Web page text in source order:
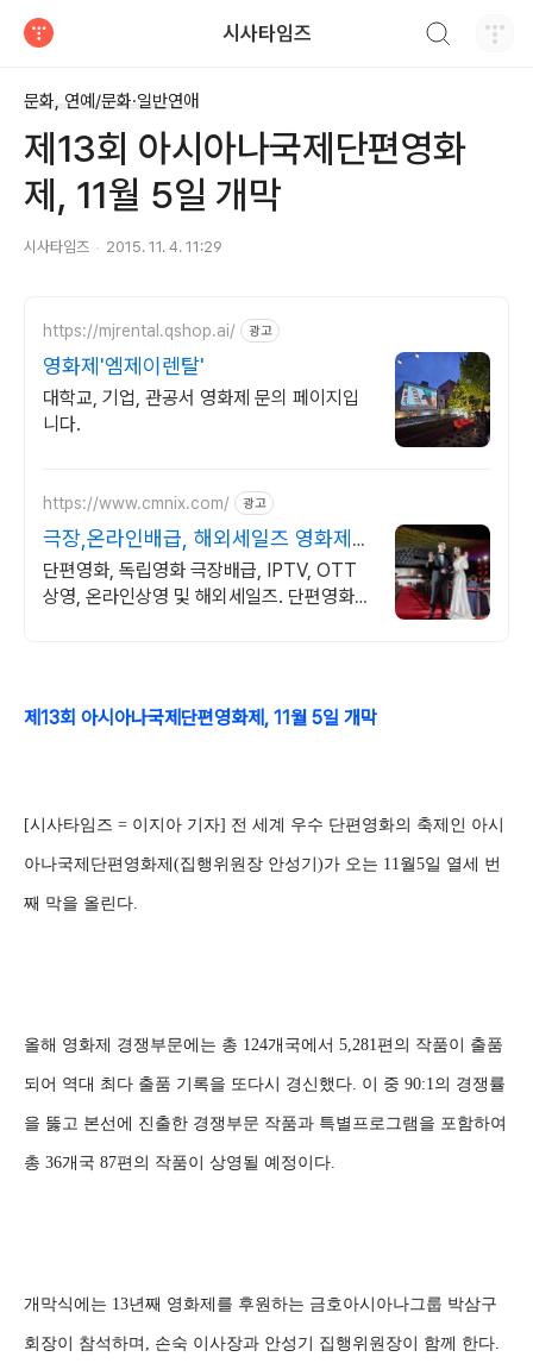
시사타임즈
문화, 연예/문화·일반연애
제13회 아시아나국제단편영화
제, 11월 5일 개막
시사타임즈 2015. 11. 4. 11:29
https://mjrental.qshop.ai/ 광고
영화제'엠제이렌탈'
대학교, 기업, 관공서 영화제 문의 페이지입
니다.
https://www.cmnix.com/ 광고
극장,온라인배급, 해외세일즈 영화제출
품 통합 무료대행
단편영화, 독립영화 극장배급, IPTV, OTT
상영, 온라인상영 및 해외세일즈. 단편영화를
제13회 아시아나국제단편영화제, 11월 5일 개막
[시사타임즈 = 이지아 기자] 전 세계 우수 단편영화의 축제인 아시
아나국제단편영화제(집행위원장 안성기)가 오는 11월5일 열세 번
째 막을 올린다.
올해 영화제 경쟁부문에는 총 124개국에서 5,281편의 작품이 출품
되어 역대 최다 출품 기록을 또다시 경신했다. 이 중 90:1의 경쟁률
을 뚫고 본선에 진출한 경쟁부문 작품과 특별프로그램을 포함하여
총 36개국 87편의 작품이 상영될 예정이다.
개막식에는 13년째 영화제를 후원하는 금호아시아나그룹 박삼구
회장이 참석하며, 손숙 이사장과 안성기 집행위원장이 함께 한다.